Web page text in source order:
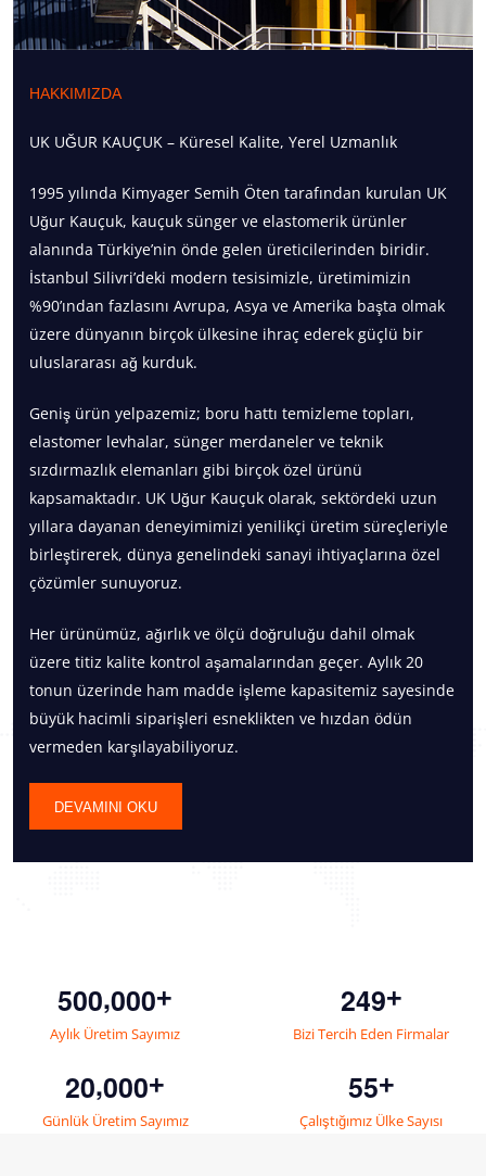
HAKKIMIZDA
UK UĞUR KAUÇUK – Küresel Kalite, Yerel Uzmanlık
1995 yılında Kimyager Semih Öten tarafından kurulan UK
Uğur Kauçuk, kauçuk sünger ve elastomerik ürünler
alanında Türkiye’nin önde gelen üreticilerinden biridir.
İstanbul Silivri’deki modern tesisimizle, üretimimizin
%90’ından fazlasını Avrupa, Asya ve Amerika başta olmak
üzere dünyanın birçok ülkesine ihraç ederek güçlü bir
uluslararası ağ kurduk.
Geniş ürün yelpazemiz; boru hattı temizleme topları,
elastomer levhalar, sünger merdaneler ve teknik
sızdırmazlık elemanları gibi birçok özel ürünü
kapsamaktadır. UK Uğur Kauçuk olarak, sektördeki uzun
yıllara dayanan deneyimimizi yenilikçi üretim süreçleriyle
birleştirerek, dünya genelindeki sanayi ihtiyaçlarına özel
çözümler sunuyoruz.
Her ürünümüz, ağırlık ve ölçü doğruluğu dahil olmak
üzere titiz kalite kontrol aşamalarından geçer. Aylık 20
tonun üzerinde ham madde işleme kapasitemiz sayesinde
büyük hacimli siparişleri esneklikten ve hızdan ödün
vermeden karşılayabiliyoruz.
DEVAMINI OKU
500,000+
Aylık Üretim Sayımız
249+
Bizi Tercih Eden Firmalar
20,000+
Günlük Üretim Sayımız
55+
Çalıştığımız Ülke Sayısı